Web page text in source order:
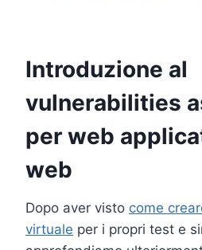
Introduzione al
vulnerabilities
per web
web
Dopo aver visto come
virtuale per i propri test e